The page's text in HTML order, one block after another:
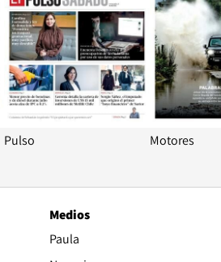
Pulso Motores
Medios
Paula